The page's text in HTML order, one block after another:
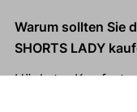
Warum sollten Sie
SHORTS LADY
Höchster Komfort.